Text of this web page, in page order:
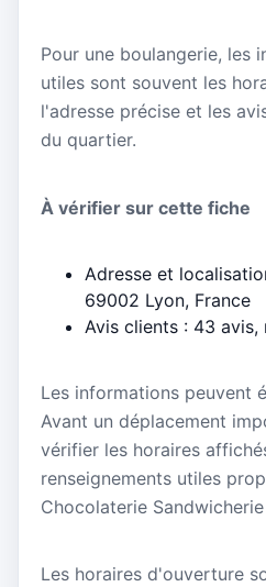
Pour une boulangerie, les
utiles sont souvent les
l'adresse précise et les
du quartier.
À vérifier sur cette fiche
Adresse et
69002 Lyon, France
Avis clients : 43
Les informations peuvent
Avant un déplacement
vérifier les horaires
renseignements utiles
Chocolaterie Sandwicherie
Les horaires d'ouverture